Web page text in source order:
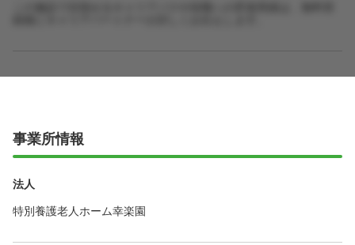
事業所情報
法人
特別養護老人ホーム幸楽園